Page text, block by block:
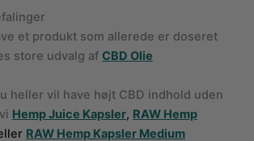
et produkt som allerede er doseret
store udvalg af CBD Olie
heller vil have højt CBD indhold uden
Hemp Juice Kapsler, RAW Hemp
RAW Hemp Kapsler Medium